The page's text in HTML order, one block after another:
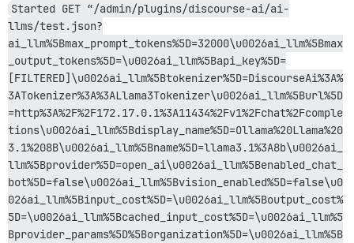
Started GET “/admin/plugins/discourse-ai/ai-
llms/test.json?
ai_llm%5Bmax_prompt_tokens%5D=32000\u0026ai_llm%5Bmax
_output_tokens%5D=\u0026ai_llm%5Bapi_key%5D=
[FILTERED]\u0026ai_llm%5Btokenizer%5D=DiscourseAi%3A%
3ATokenizer%3A%3ALlama3Tokenizer\u0026ai_llm%5Burl%5D
=http%3A%2F%2F172.17.0.1%3A11434%2Fv1%2Fchat%2Fcomple
tions\u0026ai_llm%5Bdisplay_name%5D=Ollama%20Llama%20
3.1%208B\u0026ai_llm%5Bname%5D=llama3.1%3A8b\u0026ai_
llm%5Bprovider%5D=open_ai\u0026ai_llm%5Benabled_chat_
bot%5D=false\u0026ai_llm%5Bvision_enabled%5D=false\u0
026ai_llm%5Binput_cost%5D=\u0026ai_llm%5Boutput_cost%
5D=\u0026ai_llm%5Bcached_input_cost%5D=\u0026ai_llm%5
Bprovider_params%5D%5Borganization%5D=\u0026ai_llm%5B